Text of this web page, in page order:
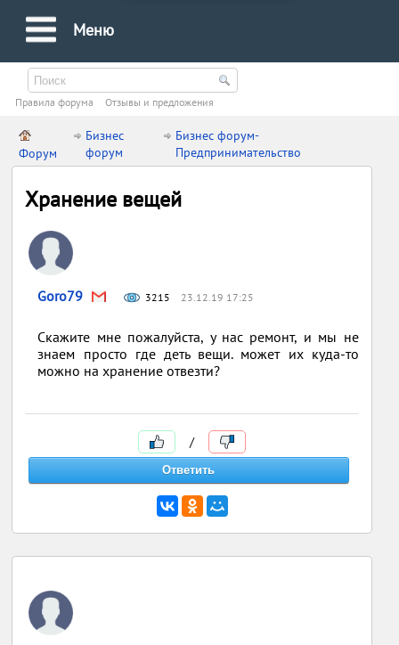
Меню
Правила форума Oтзывы и предложения
Форум
Бизнес
форум
Бизнес форум-
Предпринимательство
Хранение вещей
Goro79 3215 23.12.19 17:25
Скажите мне пожалуйста, у нас ремонт, и мы не
знаем просто где деть вещи. может их куда-то
можно на хранение отвезти?
/